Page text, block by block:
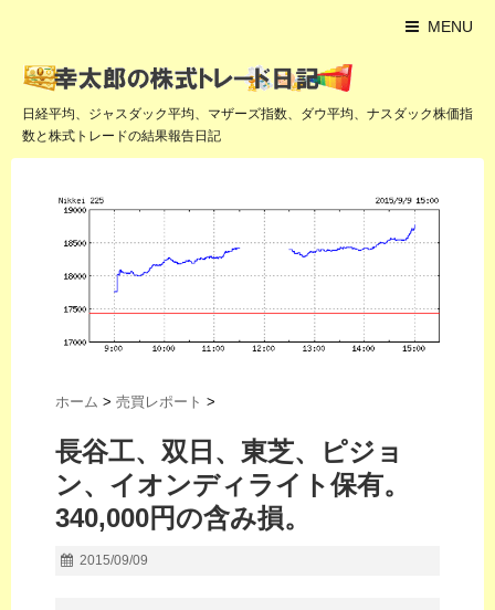
MENU
日経平均、ジャスダック平均、マザーズ指数、ダウ平均、ナスダック株価指
数と株式トレードの結果報告日記
ホーム > 売買レポート >
長谷工、双日、東芝、ピジョ
ン、イオンディライト保有。
340,000円の含み損。
2015/09/09